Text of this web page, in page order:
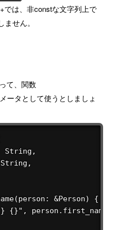
では、非constな文字列上で
せん。
て、関数
ータとして使うとしましょ
String,
&Person) {
{}",